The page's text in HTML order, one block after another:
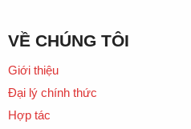
VỀ CHÚNG TÔI
Giới thiệu
Đại lý chính thức
Hợp tác